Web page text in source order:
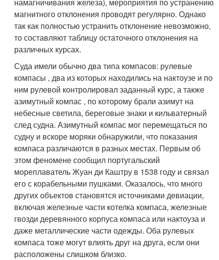
магнитного отклонения проводят регулярно. Однако
так как полностью устранить отклонение невозможно,
то составляют таблицу остаточного отклонения на
различных курсах.
Суда имели обычно два типа компасов: рулевые
компасы , два из которых находились на нактоузе и по
ним рулевой контролировал заданный курс, а также
азимутный компас , по которому брали азимут на
небесные светила, береговые знаки и кильватерный
след судна. Азимутный компас мог перемещаться по
судну и вскоре моряки обнаружили, что показания
компаса различаются в разных местах. Первым об
этом феномене сообщил португальский
мореплаватель Жуан ди Каштру в 1538 году и связал
его с корабельными пушками. Оказалось, что много
других объектов становятся источниками девиации,
включая железные части котелка компаса, железные
гвозди деревянного корпуса компаса или нактоуза и
даже металлические части одежды. Оба рулевых
компаса тоже могут влиять друг на друга, если они
расположены слишком близко.